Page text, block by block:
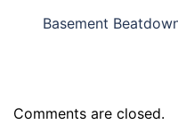
Basement
Comments are closed.